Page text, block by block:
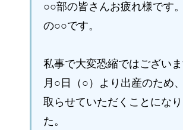
○○部の皆さんお疲れ様です
の○○です。
私事で大変恐縮ではござい
月○日（○）より出産のため
取らせていただくことにな
た。